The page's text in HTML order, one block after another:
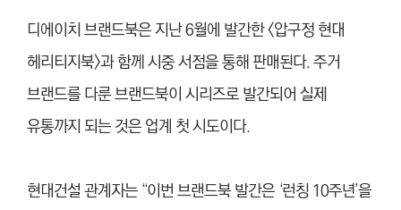
디에이치 브랜드북은 지난 6월에 발간한 <압구정 현대
헤리티지북>과 함께 시중 서점을 통해 판매된다. 주거
브랜드를 다룬 브랜드북이 시리즈로 발간되어 실제
유통까지 되는 것은 업계 첫 시도이다.
현대건설 관계자는 “이번 브랜드북 발간은 ‘런칭 10주년’을